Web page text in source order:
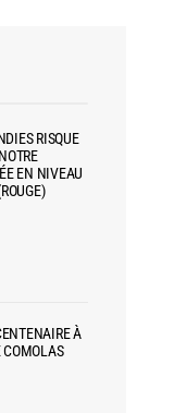
RISQUE
EN NIVEAU
À
COMOLAS